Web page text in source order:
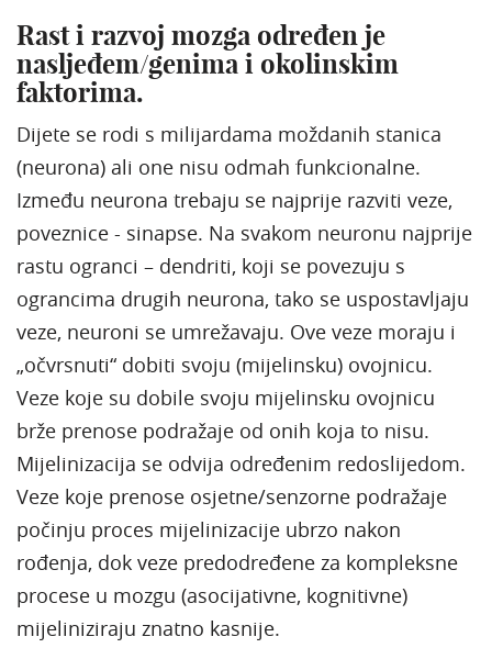
Rast i razvoj mozga određen je
nasljeđem/genima i okolinskim
faktorima.
Dijete se rodi s milijardama moždanih stanica
(neurona) ali one nisu odmah funkcionalne.
Između neurona trebaju se najprije razviti veze,
poveznice - sinapse. Na svakom neuronu najprije
rastu ogranci – dendriti, koji se povezuju s
ograncima drugih neurona, tako se uspostavljaju
veze, neuroni se umrežavaju. Ove veze moraju i
„očvrsnuti“ dobiti svoju (mijelinsku) ovojnicu.
Veze koje su dobile svoju mijelinsku ovojnicu
brže prenose podražaje od onih koja to nisu.
Mijelinizacija se odvija određenim redoslijedom.
Veze koje prenose osjetne/senzorne podražaje
počinju proces mijelinizacije ubrzo nakon
rođenja, dok veze predodređene za kompleksne
procese u mozgu (asocijativne, kognitivne)
mijeliniziraju znatno kasnije.